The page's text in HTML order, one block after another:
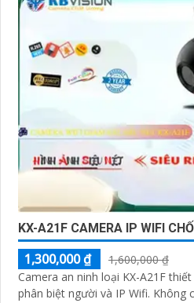
KX-A21F CAMERA IP WIFI
1,300,000 ₫
1,600,000 ₫
Camera an ninh loại KX-A21F
phân biệt người và IP Wifi. Không cần đầu ghi vì có khe cắm